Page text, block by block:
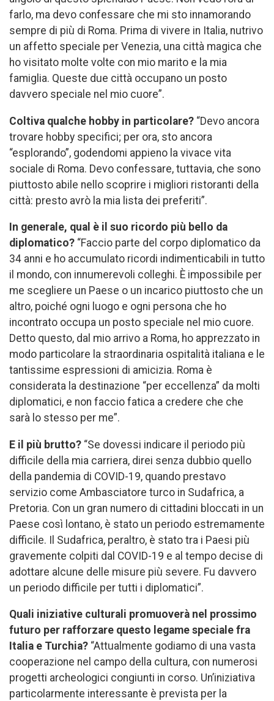
farlo, ma devo confessare che mi sto innamorando
sempre di più di Roma. Prima di vivere in Italia, nutrivo
un affetto speciale per Venezia, una città magica che
ho visitato molte volte con mio marito e la mia
famiglia. Queste due città occupano un posto
davvero speciale nel mio cuore”.
Coltiva qualche hobby in particolare? “Devo ancora
trovare hobby specifici; per ora, sto ancora
“esplorando”, godendomi appieno la vivace vita
sociale di Roma. Devo confessare, tuttavia, che sono
piuttosto abile nello scoprire i migliori ristoranti della
città: presto avrò la mia lista dei preferiti”.
In generale, qual è il suo ricordo più bello da
diplomatico? “Faccio parte del corpo diplomatico da
34 anni e ho accumulato ricordi indimenticabili in tutto
il mondo, con innumerevoli colleghi. È impossibile per
me scegliere un Paese o un incarico piuttosto che un
altro, poiché ogni luogo e ogni persona che ho
incontrato occupa un posto speciale nel mio cuore.
Detto questo, dal mio arrivo a Roma, ho apprezzato in
modo particolare la straordinaria ospitalità italiana e le
tantissime espressioni di amicizia. Roma è
considerata la destinazione “per eccellenza” da molti
diplomatici, e non faccio fatica a credere che che
sarà lo stesso per me”.
E il più brutto? “Se dovessi indicare il periodo più
difficile della mia carriera, direi senza dubbio quello
della pandemia di COVID-19, quando prestavo
servizio come Ambasciatore turco in Sudafrica, a
Pretoria. Con un gran numero di cittadini bloccati in un
Paese così lontano, è stato un periodo estremamente
difficile. Il Sudafrica, peraltro, è stato tra i Paesi più
gravemente colpiti dal COVID-19 e al tempo decise di
adottare alcune delle misure più severe. Fu davvero
un periodo difficile per tutti i diplomatici”.
Quali iniziative culturali promuoverà nel prossimo
futuro per rafforzare questo legame speciale fra
Italia e Turchia? “Attualmente godiamo di una vasta
cooperazione nel campo della cultura, con numerosi
progetti archeologici congiunti in corso. Un’iniziativa
particolarmente interessante è prevista per la